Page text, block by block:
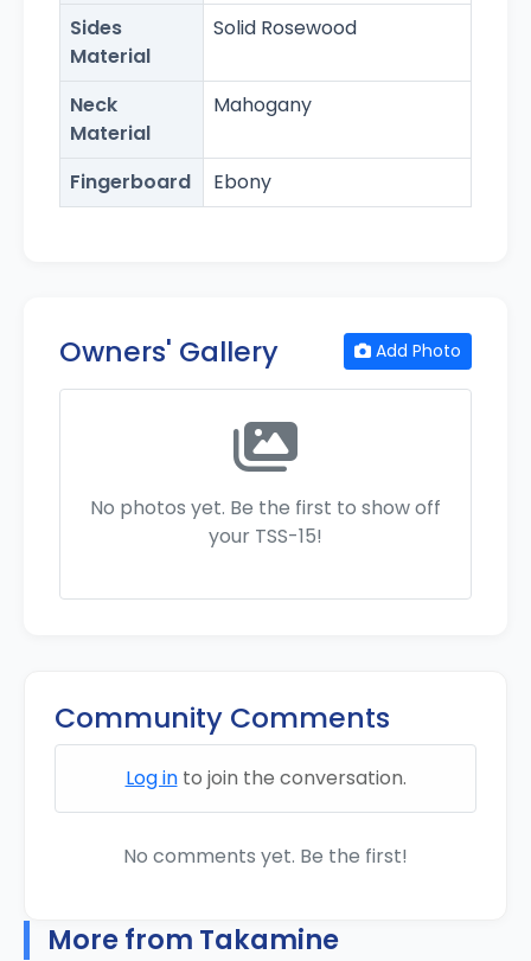
Sides
Material
Solid Rosewood
Neck
Material
Mahogany
Fingerboard Ebony
Owners' Gallery Add Photo
No photos yet. Be the first to show off
your TSS-15!
Community Comments
Log into join the conversation.
No comments yet. Be the first!
More from Takamine